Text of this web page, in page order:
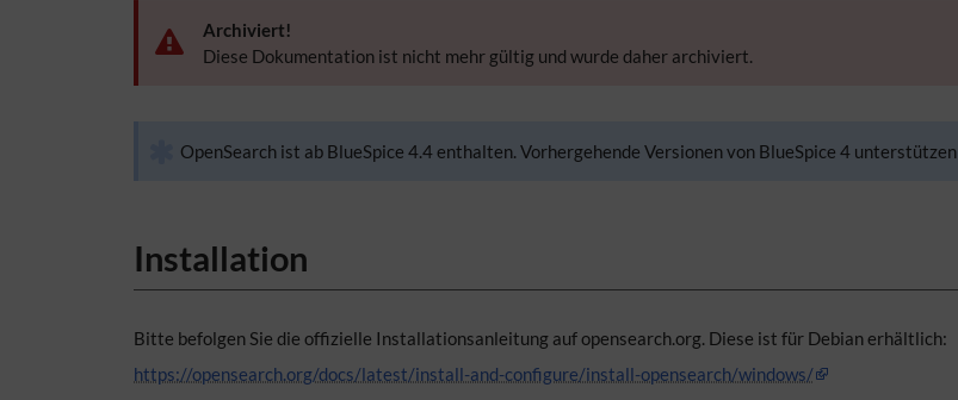
Archiviert!
Diese Dokumentation ist nicht mehr gültig und wurde daher archiviert.
OpenSearch ist ab BlueSpice 4.4 enthalten. Vorhergehende Versionen von BlueSpice 4 unterstützen
Installation
Bitte befolgen Sie die offizielle Installationsanleitung auf opensearch.org. Diese ist für Debian erhältlich:
https://opensearch.org/docs/latest/install-and-configure/install-opensearch/windows/